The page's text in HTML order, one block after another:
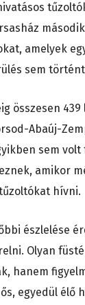
amelyek
sem
összesen
Abaúj-
sem
amikor
hívni.
észlelése
Olyan
hanem
egyedül élő